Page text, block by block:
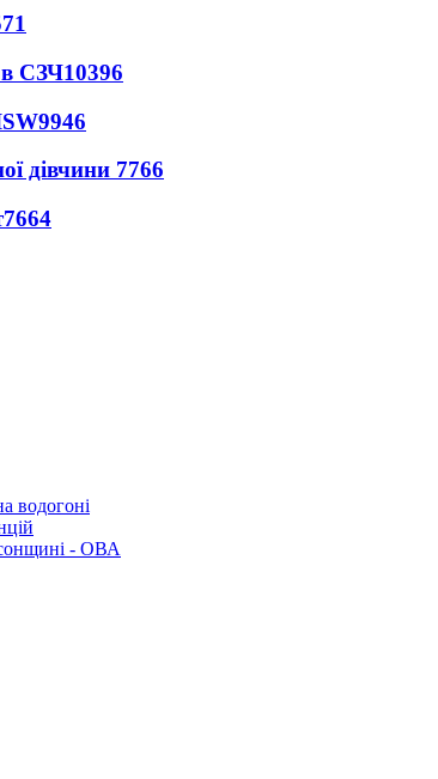
СЗЧ10396
9946
дівчини 7766
7664
водогоні
- ОВА